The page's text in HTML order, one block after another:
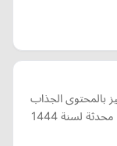
بالمحتوى الجذاب
والتصميم العصري وسهولة في الاستخدام وكتب محدثة لسنة 1444